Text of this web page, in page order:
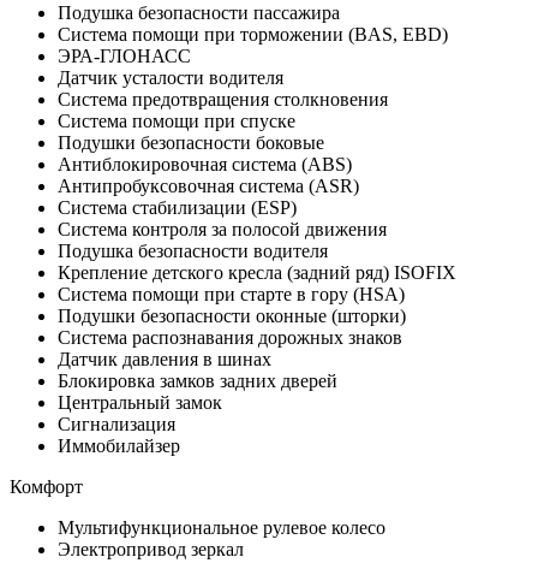
Подушка безопасности пассажира
Система помощи при торможении (BAS, EBD)
ЭРА-ГЛОНАСС
Датчик усталости водителя
Система предотвращения столкновения
Система помощи при спуске
Подушки безопасности боковые
Антиблокировочная система (ABS)
Антипробуксовочная система (ASR)
Система стабилизации (ESP)
Система контроля за полосой движения
Подушка безопасности водителя
Крепление детского кресла (задний ряд) ISOFIX
Система помощи при старте в гору (HSA)
Подушки безопасности оконные (шторки)
Система распознавания дорожных знаков
Датчик давления в шинах
Блокировка замков задних дверей
Центральный замок
Сигнализация
Иммобилайзер
Комфорт
Мультифункциональное рулевое колесо
Электропривод зеркал